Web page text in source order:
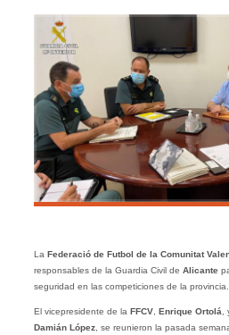
La Federació de Futbol de la Comunitat
responsables de la Guardia Civil de Alicante
seguridad en las competiciones de la provincia.
El vicepresidente de la FFCV, Enrique Ortolá
Damián López, se reunieron la pasada